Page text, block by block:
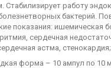
Стабилизирует работу
бактерий.
показания: ишемическая
сердечная
астма,
форма – 10 ампул по 10